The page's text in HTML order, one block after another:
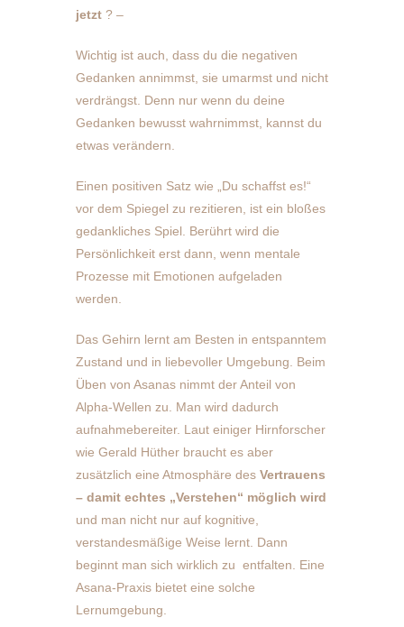
jetzt ? –
Wichtig ist auch, dass du die negativen
Gedanken annimmst, sie umarmst und nicht
verdrängst. Denn nur wenn du deine
Gedanken bewusst wahrnimmst, kannst du
etwas verändern.
Einen positiven Satz wie „Du schaffst es!“
vor dem Spiegel zu rezitieren, ist ein bloßes
gedankliches Spiel. Berührt wird die
Persönlichkeit erst dann, wenn mentale
Prozesse mit Emotionen aufgeladen
werden.
Das Gehirn lernt am Besten in entspanntem
Zustand und in liebevoller Umgebung. Beim
Üben von Asanas nimmt der Anteil von
Alpha-Wellen zu. Man wird dadurch
aufnahmebereiter. Laut einiger Hirnforscher
wie Gerald Hüther braucht es aber
zusätzlich eine Atmosphäre des Vertrauens
– damit echtes „Verstehen“ möglich wird
und man nicht nur auf kognitive,
verstandesmäßige Weise lernt. Dann
beginnt man sich wirklich zu entfalten. Eine
Asana-Praxis bietet eine solche
Lernumgebung.